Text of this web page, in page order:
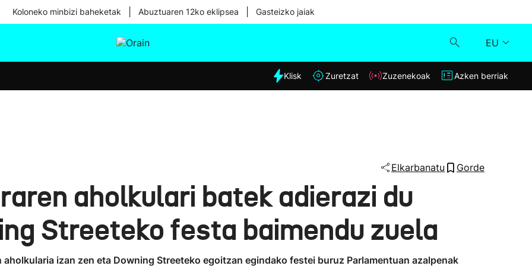
Koloneko minbizi baheketak Abuztuaren 12ko eklipsea Gasteizko jaiak
EU
Eguraldia
Klisk
Klisk Zuretzat Zuzenekoak Azken berriak
Elkarbanatu Gorde
aholkulari batek adierazi du
Streeteko festa baimendu zuela
izan zen eta Downing Streeteko egoitzan egindako festei buruz Parlamentuan azalpenak